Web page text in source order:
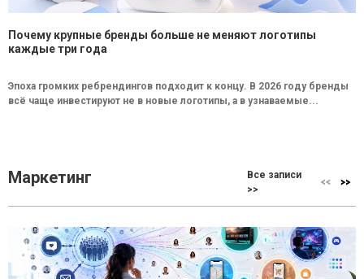
Почему крупные бренды больше не меняют логотипы
каждые три года
Эпоха громких ребрендингов подходит к концу. В 2026 году бренды
всё чаще инвестируют не в новые логотипы, а в узнаваемые...
Маркетинг
Все записи
>>